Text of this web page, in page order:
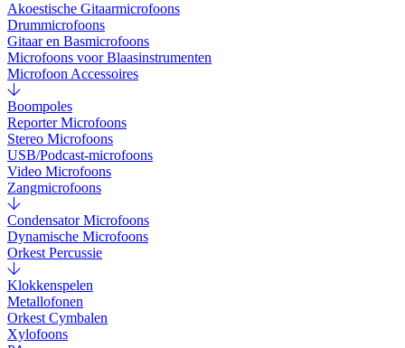
Akoestische Gitaarmicrofoons
Drummicrofoons
Gitaar en Basmicrofoons
Microfoons voor Blaasinstrumenten
Microfoon Accessoires
Boompoles
Reporter Microfoons
Stereo Microfoons
USB/Podcast-microfoons
Video Microfoons
Zangmicrofoons
Condensator Microfoons
Dynamische Microfoons
Orkest Percussie
Klokkenspelen
Metallofonen
Orkest Cymbalen
Xylofoons